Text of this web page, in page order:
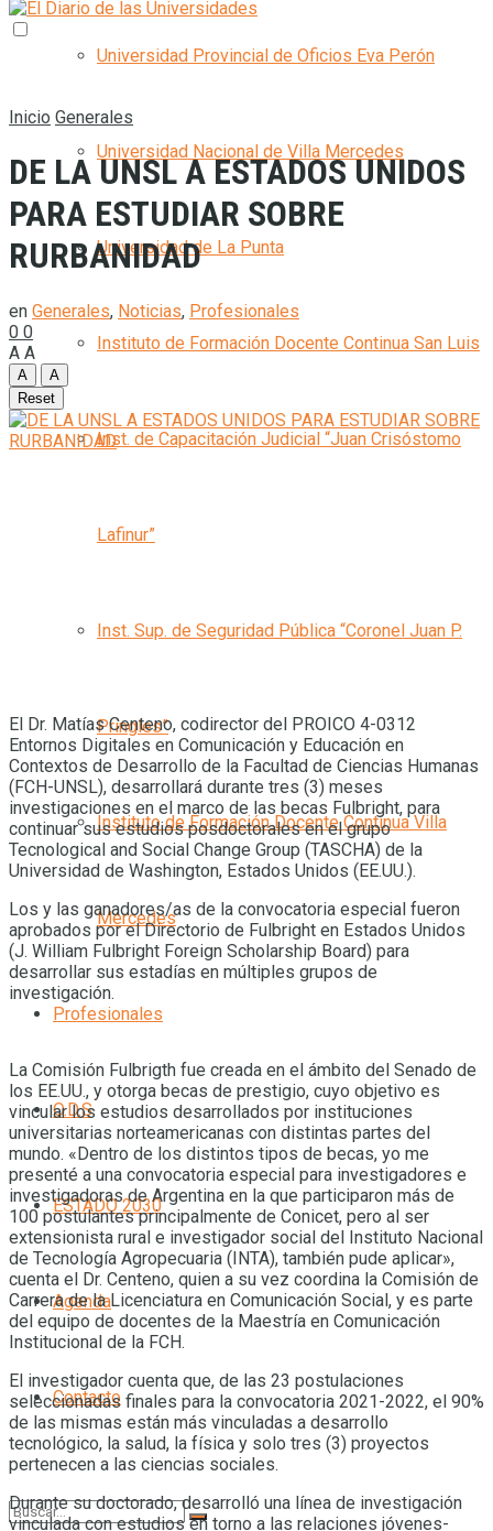
Universidad Provincial de Oficios Eva Perón
Universidad Nacional de Villa Mercedes
Universidad de La Punta
Instituto de Formación Docente Continua San Luis
Inst. de Capacitación Judicial “Juan Crisóstomo
Lafinur”
Inst. Sup. de Seguridad Pública “Coronel Juan P.
Pringles”
Instituto de Formación Docente Continua Villa
Mercedes
Profesionales
O.D.S
ESTADO 2030
Agenda
Contacto
Inicio Generales
DE LA UNSL A ESTADOS UNIDOS
PARA ESTUDIAR SOBRE
RURBANIDAD
en Generales, Noticias, Profesionales
0 0
A A
A
A
Reset
El Dr. Matías Centeno, codirector del PROICO 4-0312
Entornos Digitales en Comunicación y Educación en
Contextos de Desarrollo de la Facultad de Ciencias Humanas
(FCH-UNSL), desarrollará durante tres (3) meses
investigaciones en el marco de las becas Fulbright, para
continuar sus estudios posdoctorales en el grupo
Tecnological and Social Change Group (TASCHA) de la
Universidad de Washington, Estados Unidos (EE.UU.).
Los y las ganadores/as de la convocatoria especial fueron
aprobados por el Directorio de Fulbright en Estados Unidos
(J. William Fulbright Foreign Scholarship Board) para
desarrollar sus estadías en múltiples grupos de
investigación.
La Comisión Fulbrigth fue creada en el ámbito del Senado de
los EE.UU., y otorga becas de prestigio, cuyo objetivo es
vincular los estudios desarrollados por instituciones
universitarias norteamericanas con distintas partes del
mundo. «Dentro de los distintos tipos de becas, yo me
presenté a una convocatoria especial para investigadores e
investigadoras de Argentina en la que participaron más de
100 postulantes principalmente de Conicet, pero al ser
extensionista rural e investigador social del Instituto Nacional
de Tecnología Agropecuaria (INTA), también pude aplicar»,
cuenta el Dr. Centeno, quien a su vez coordina la Comisión de
Carrera de la Licenciatura en Comunicación Social, y es parte
del equipo de docentes de la Maestría en Comunicación
Institucional de la FCH.
El investigador cuenta que, de las 23 postulaciones
seleccionadas finales para la convocatoria 2021-2022, el 90%
de las mismas están más vinculadas a desarrollo
tecnológico, la salud, la física y solo tres (3) proyectos
pertenecen a las ciencias sociales.
Durante su doctorado, desarrolló una línea de investigación
vinculada con estudios en torno a las relaciones jóvenes-